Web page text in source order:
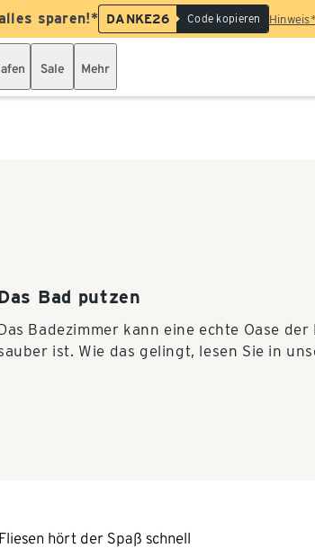
sparen!* DANKE26 Code kopieren Hinweis*
Sale Mehr
Bad putzen
Badezimmer kann eine echte Oase
ist. Wie das gelingt, lesen Sie in
hört der Spaß schnell